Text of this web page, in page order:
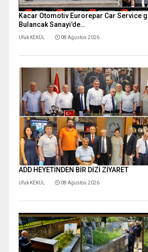
Kacar Otomotiv Eurorepar Car Service
Bulancak Sanayi’de…
Ufuk KEKÜL 08 Ağustos 2026
ADD HEYETİNDEN BİR DİZİ ZİYARET
Ufuk KEKÜL 08 Ağustos 2026